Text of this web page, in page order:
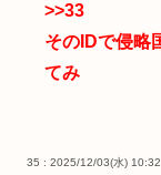
>>33
そのIDで侵略
てみ
35 : 2025/12/03(水)